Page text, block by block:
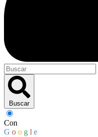
Buscar
Con
G o o g l e